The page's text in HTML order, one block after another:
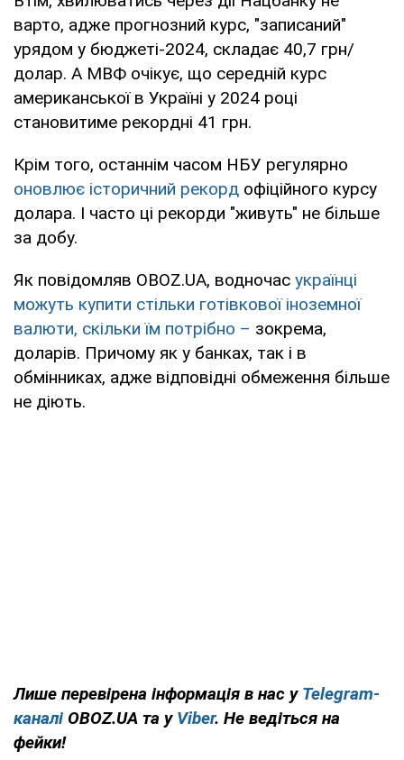
варто, адже прогнозний курс, "записаний"
урядом у бюджеті-2024, складає 40,7 грн/
долар. А МВФ очікує, що середній курс
американської в Україні у 2024 році
становитиме рекордні 41 грн.
Крім того, останнім часом НБУ регулярно
оновлює історичний рекорд офіційного курсу
долара. І часто ці рекорди "живуть" не більше
за добу.
Як повідомляв OBOZ.UA, водночас українці
можуть купити стільки готівкової іноземної
валюти, скільки їм потрібно – зокрема,
доларів. Причому як у банках, так і в
обмінниках, адже відповідні обмеження більше
не діють.
Лише перевірена інформація в нас у Telegram-
каналі OBOZ.UA та у Viber. Не ведіться на
фейки!